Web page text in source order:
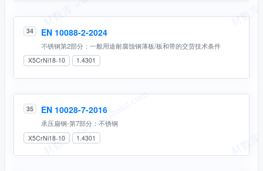
34 EN 10088-2-2024
不锈钢第2部分：一般⽤途耐腐蚀钢薄板/板和带的交货技术条件
X5CrNi18-10 1.4301
35 EN 10028-7-2016
承压扁钢-第7部分：不锈钢
X5CrNi18-10 1.4301